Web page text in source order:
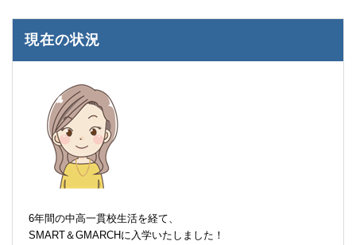
現在の状況
6年間の中高一貫校生活を経て、
SMART＆GMARCHに入学いたしました！